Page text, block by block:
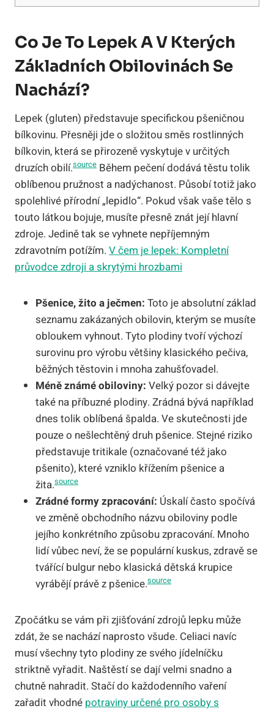
Co Je To Lepek A V Kterých
Základních Obilovinách Se
Nachází?
Lepek (gluten) představuje specifickou pšeničnou
bílkovinu. Přesněji jde o složitou směs rostlinných
bílkovin, která se přirozeně vyskytuje v určitých
druzích obilí.source Během pečení dodává těstu tolik
oblíbenou pružnost a nadýchanost. Působí totiž jako
spolehlivé přírodní „lepidlo“. Pokud však vaše tělo s
touto látkou bojuje, musíte přesně znát její hlavní
zdroje. Jedině tak se vyhnete nepříjemným
zdravotním potížím. V čem je lepek: Kompletní
průvodce zdroji a skrytými hrozbami
Pšenice, žito a ječmen: Toto je absolutní základ
seznamu zakázaných obilovin, kterým se musíte
obloukem vyhnout. Tyto plodiny tvoří výchozí
surovinu pro výrobu většiny klasického pečiva,
běžných těstovin i mnoha zahušťovadel.
Méně známé obiloviny: Velký pozor si dávejte
také na příbuzné plodiny. Zrádná bývá například
dnes tolik oblíbená špalda. Ve skutečnosti jde
pouze o nešlechtěný druh pšenice. Stejné riziko
představuje tritikale (označované též jako
pšenito), které vzniklo křížením pšenice a
žita.source
Zrádné formy zpracování: Úskalí často spočívá
ve změně obchodního názvu obiloviny podle
jejího konkrétního způsobu zpracování. Mnoho
lidí vůbec neví, že se populární kuskus, zdravě se
tvářící bulgur nebo klasická dětská krupice
vyrábějí právě z pšenice.source
Zpočátku se vám při zjišťování zdrojů lepku může
zdát, že se nachází naprosto všude. Celiaci navíc
musí všechny tyto plodiny ze svého jídelníčku
striktně vyřadit. Naštěstí se dají velmi snadno a
chutně nahradit. Stačí do každodenního vaření
zařadit vhodné potraviny určené pro osoby s